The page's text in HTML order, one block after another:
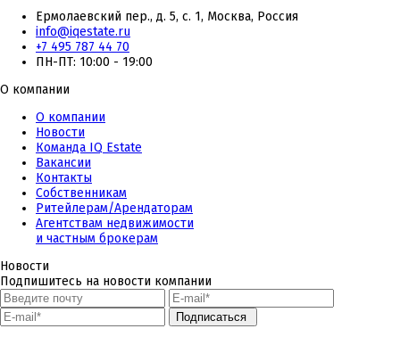
Ермолаевский пер., д. 5, с. 1, Москва, Россия
info@iqestate.ru
+7 495 787 44 70
ПН-ПТ: 10:00 - 19:00
О компании
О компании
Новости
Команда IQ Estate
Вакансии
Контакты
Собственникам
Ритейлерам/Арендаторам
Агентствам недвижимости
и частным брокерам
Новости
Подпишитесь на новости компании
Подписаться